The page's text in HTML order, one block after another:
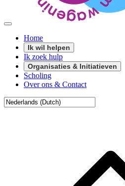
Home
Ik wil helpen
Ik zoek hulp
Organisaties & Initiatieven
Scholing
Over ons & Contact